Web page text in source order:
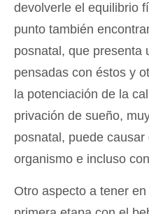
devolverle el equilibrio
punto también
posnatal, que presenta
pensadas con éstos y
la potenciación de la
privación de sueño,
posnatal, puede
organismo e incluso
Otro aspecto a tener